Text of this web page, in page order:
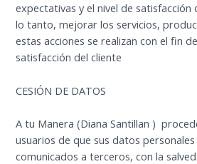
expectativas y el nivel de satisfacción
lo tanto, mejorar los servicios,
estas acciones se realizan con el fin
satisfacción del cliente
CESIÓN DE DATOS
A tu Manera (Diana Santillan )
usuarios de que sus datos
comunicados a terceros, con la